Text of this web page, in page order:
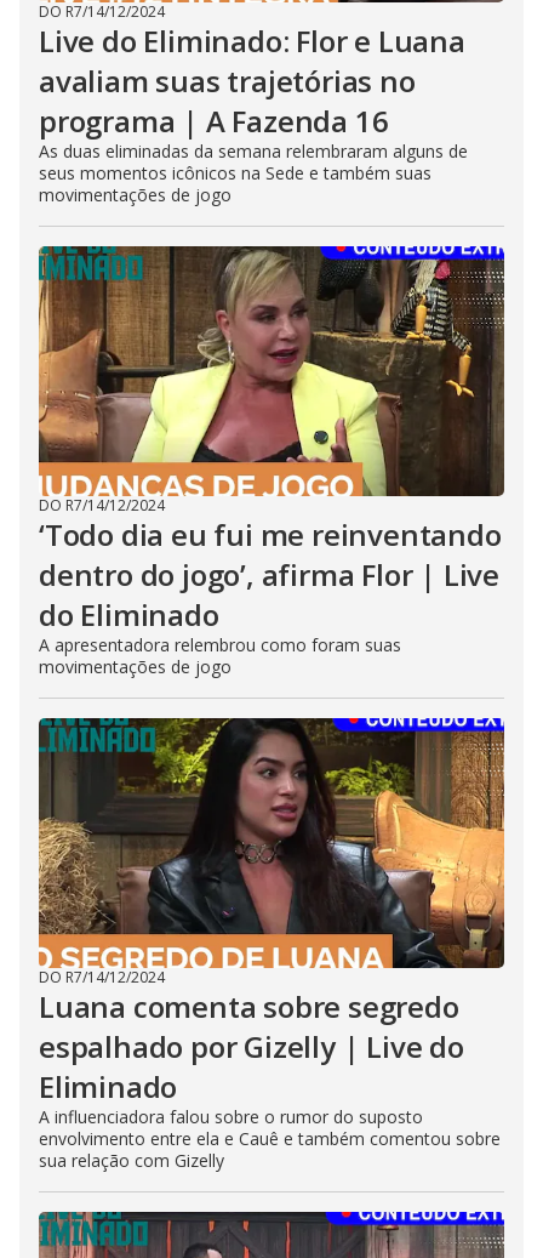
DO R7/14/12/2024
Live do Eliminado: Flor e Luana
avaliam suas trajetórias no
programa | A Fazenda 16
As duas eliminadas da semana relembraram alguns de
seus momentos icônicos na Sede e também suas
movimentações de jogo
DO R7/14/12/2024
‘Todo dia eu fui me reinventando
dentro do jogo’, afirma Flor | Live
do Eliminado
A apresentadora relembrou como foram suas
movimentações de jogo
DO R7/14/12/2024
Luana comenta sobre segredo
espalhado por Gizelly | Live do
Eliminado
A influenciadora falou sobre o rumor do suposto
envolvimento entre ela e Cauê e também comentou sobre
sua relação com Gizelly